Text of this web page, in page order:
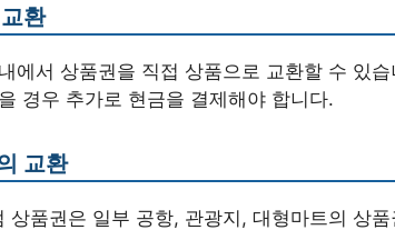
환
에서 상품권을 직접 상품으로 교환할 수 있
경우 추가로 현금을 결제해야 합니다.
교환
상품권은 일부 공항, 관광지, 대형마트의 상